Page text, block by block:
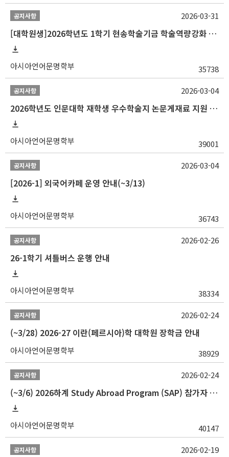
공지사항
[대학원생]2026학년도 1학기 현송학술기금 학술역량강화 사업 안내
아시아언어문명학부 35738
2026-03-31
공지사항
2026학년도 인문대학 재학생 우수학술지 논문게재료 지원 안내
아시아언어문명학부 39001
2026-03-04
공지사항
[2026-1] 외국어카페 운영 안내(~3/13)
아시아언어문명학부 36743
2026-03-04
공지사항
26-1학기 셔틀버스 운행 안내
아시아언어문명학부 38334
2026-02-26
공지사항
(~3/28) 2026-27 이란(페르시아)학 대학원 장학금 안내
아시아언어문명학부 38929
2026-02-24
공지사항
(~3/6) 2026하계 Study Abroad Program (SAP) 참가자 모집 안내
아시아언어문명학부 40147
2026-02-24
공지사항 2026-02-19